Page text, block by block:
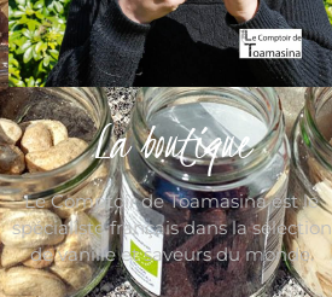
La boutique
Le Comptoir de Toamasina est le
spécialiste français dans la sélection
de vanille et saveurs du monde.